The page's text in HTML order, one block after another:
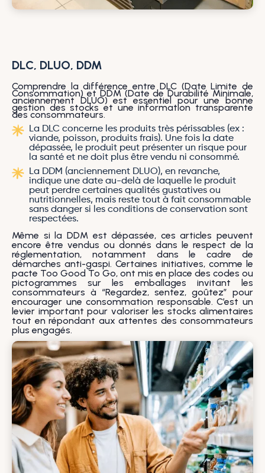
DLC, DLUO, DDM
Comprendre la différence entre DLC (Date Limite de
Consommation) et DDM (Date de Durabilité Minimale,
anciennement DLUO) est essentiel pour une bonne
gestion des stocks et une information transparente
des consommateurs.
La DLC concerne les produits très périssables (ex :
viande, poisson, produits frais). Une fois la date
dépassée, le produit peut présenter un risque pour
la santé et ne doit plus être vendu ni consommé.
La DDM (anciennement DLUO), en revanche,
indique une date au-delà de laquelle le produit
peut perdre certaines qualités gustatives ou
nutritionnelles, mais reste tout à fait consommable
sans danger si les conditions de conservation sont
respectées.
Même si la DDM est dépassée, ces articles peuvent
encore être vendus ou donnés dans le respect de la
réglementation, notamment dans le cadre de
démarches anti-gaspi. Certaines initiatives, comme le
pacte Too Good To Go, ont mis en place des codes ou
pictogrammes sur les emballages invitant les
consommateurs à “Regardez, sentez, goûtez” pour
encourager une consommation responsable. C’est un
levier important pour valoriser les stocks alimentaires
tout en répondant aux attentes des consommateurs
plus engagés.